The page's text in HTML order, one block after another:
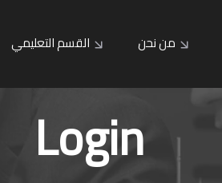
القسم التعليمي من نحن
Login